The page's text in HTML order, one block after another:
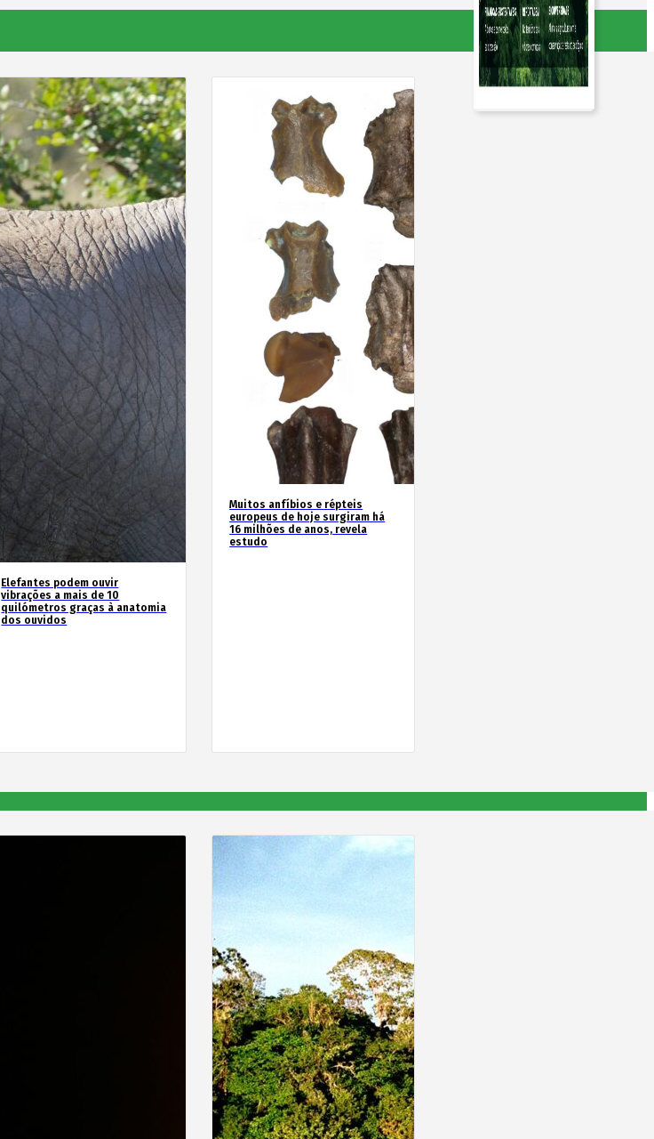
Elefantes podem ouvir
vibrações a mais de 10
quilómetros graças à anatomia
dos ouvidos
Muitos anfíbios e répteis
europeus de hoje surgiram há
16 milhões de anos, revela
estudo